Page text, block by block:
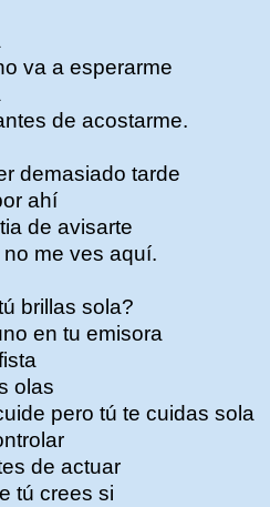
va a esperarme
de acostarme.
demasiado tarde
ahí
de avisarte
me ves aquí.
brillas sola?
en tu emisora
olas
pero tú te cuidas sola
de actuar
tú crees si